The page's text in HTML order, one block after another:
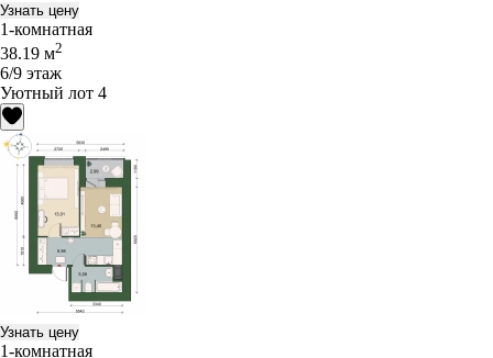
Узнать цену
1-комнатная
38.19 м2
6/9 этаж
Уютный лот 4
Узнать цену
1-комнатная